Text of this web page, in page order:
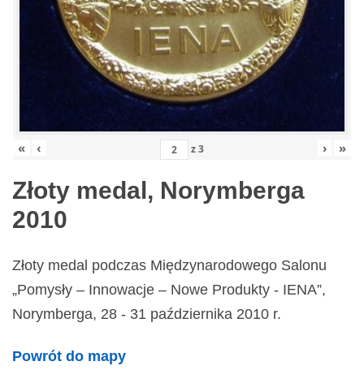
« ‹ z3 › »
Złoty medal, Norymberga
2010
Złoty medal podczas Międzynarodowego Salonu
„Pomysły – Innowacje – Nowe Produkty - IENA”,
Norymberga, 28 - 31 października 2010 r.
Powrót do mapy